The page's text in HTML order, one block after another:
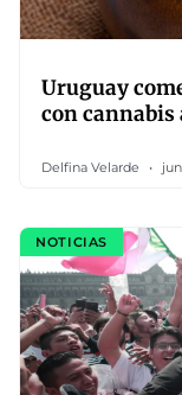
Uruguay
con
Delfina Velarde
NOTICIAS